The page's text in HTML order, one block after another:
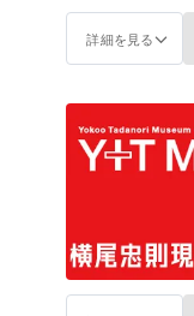
詳細を見る